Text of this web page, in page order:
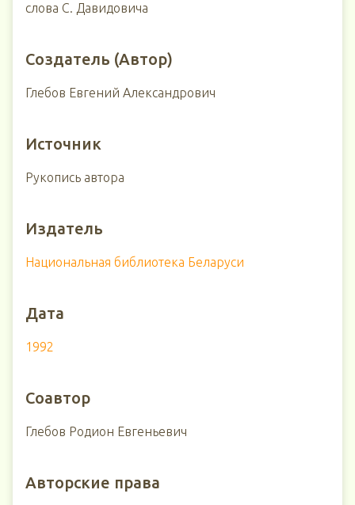
слова С. Давидовича
Создатель (Автор)
Глебов Евгений Александрович
Источник
Рукопись автора
Издатель
Национальная библиотека Беларуси
Дата
1992
Соавтор
Глебов Родион Евгеньевич
Авторские права